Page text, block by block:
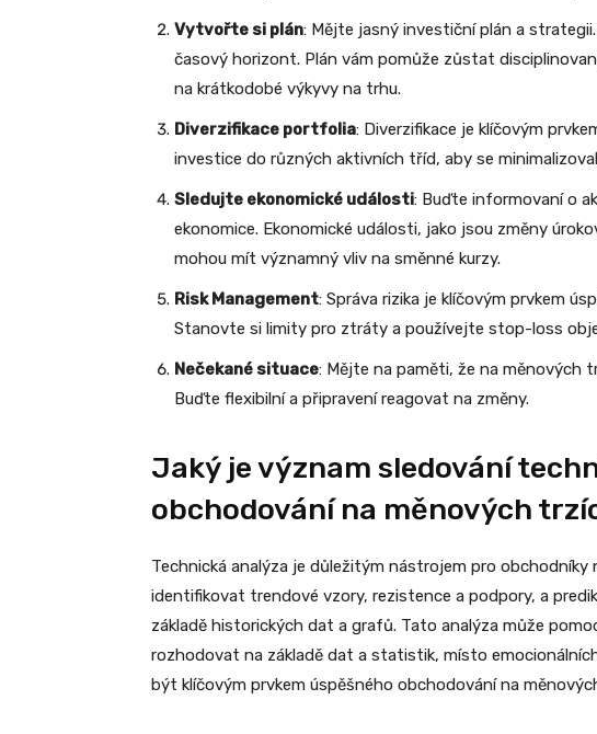
Vytvořte si plán: Mějte jasný investiční plán a
časový horizont. Plán vám pomůže zůstat
na krátkodobé výkyvy na trhu.
Diverzifikace portfolia: Diverzifikace je klíčovým
investice do různých aktivních tříd, aby se
Sledujte ekonomické události: Buďte informovaní o
ekonomice. Ekonomické události, jako jsou změny
mohou mít významný vliv na směnné kurzy.
Risk Management: Správa rizika je klíčovým prvkem
Stanovte si limity pro ztráty a používejte stop-loss
Nečekané situace: Mějte na paměti, že na měnových
Buďte flexibilní a připravení reagovat na změny.
Jaký je význam sledování
obchodování na měnových
Technická analýza je důležitým nástrojem pro
identifikovat trendové vzory, rezistence a podpory, a
základě historických dat a grafů. Tato analýza může
rozhodovat na základě dat a statistik, místo
být klíčovým prvkem úspěšného obchodování na